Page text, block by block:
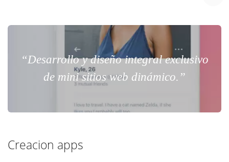
“Desarrollo y diseño integral exclusivo
de mini sitios web dinámico.”
Creacion apps